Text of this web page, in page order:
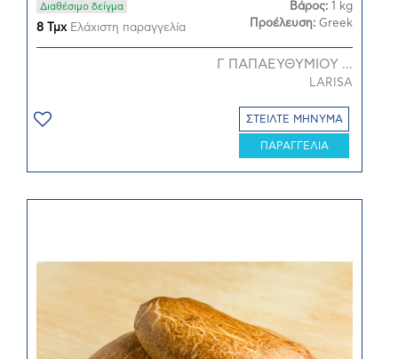
Διαθέσιμο δείγμα
8 ΤμχΕλάχιστη παραγγελία
Βάρος: 1 kg
Προέλευση: Greek
Γ ΠΑΠΑΕΥΘΥΜΙΟΥ ...
LARISA
ΣΤΕΙΛΤΕ ΜΗΝΥΜΑ
ΠΑΡΑΓΓΕΛΙΑ